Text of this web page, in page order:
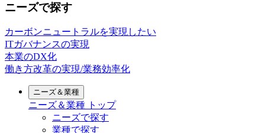
ニーズで探す
カーボンニュートラルを実現したい
ITガバナンスの実現
本業のDX化
働き方改革の実現/業務効率化
ニーズ＆業種
ニーズ＆業種 トップ
ニーズで探す
業種で探す